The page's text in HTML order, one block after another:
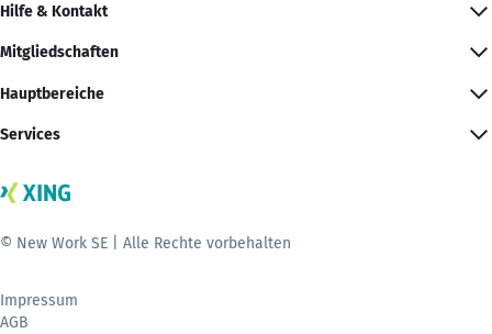
Hilfe & Kontakt
Mitgliedschaften
Hauptbereiche
Services
© New Work SE | Alle Rechte vorbehalten
Impressum
AGB